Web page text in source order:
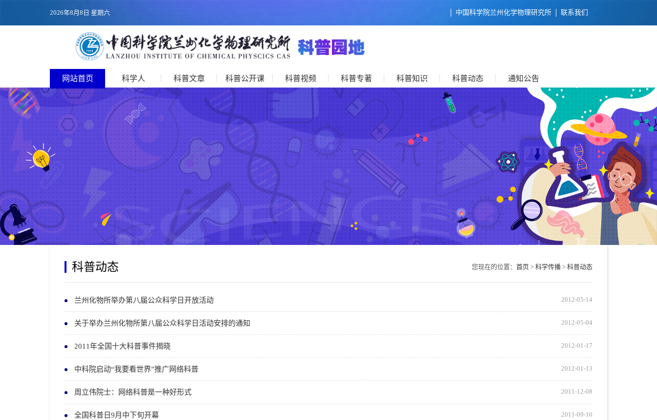
2026年8月8日 星期六 中国科学院兰州化学物理研究所 联系我们
网站首页 科学人 科普文章 科普公开课 科普视频 科普专著 科普知识 科普动态 通知公告
科普动态 您现在的位置： 首页 > 科学传播 > 科普动态
兰州化物所举办第八届公众科学日开放活动 2012-05-14
关于举办兰州化物所第八届公众科学日活动安排的通知 2012-05-04
2011年全国十大科普事件揭晓 2012-01-17
中科院启动“我要看世界”推广网络科普 2012-01-13
周立伟院士：网络科普是一种好形式 2011-12-08
全国科普日9月中下旬开幕 2011-09-16